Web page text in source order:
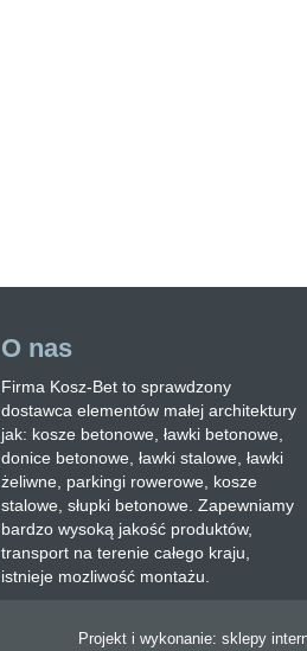
O nas
Firma Kosz-Bet to sprawdzony
dostawca elementów małej architektury
jak: kosze betonowe, ławki betonowe,
donice betonowe, ławki stalowe, ławki
żeliwne, parkingi rowerowe, kosze
stalowe, słupki betonowe. Zapewniamy
bardzo wysoką jakość produktów,
transport na terenie całego kraju,
istnieje mozliwość montażu.
Projekt i wykonanie: sklepy